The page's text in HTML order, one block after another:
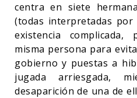
centra en siete
(todas interpretadas por
existencia
misma persona para
gobierno y puestas a
jugada arriesgada,
desaparición de una de